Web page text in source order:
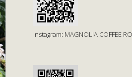
instagram: MAGNOLIA COFFEE